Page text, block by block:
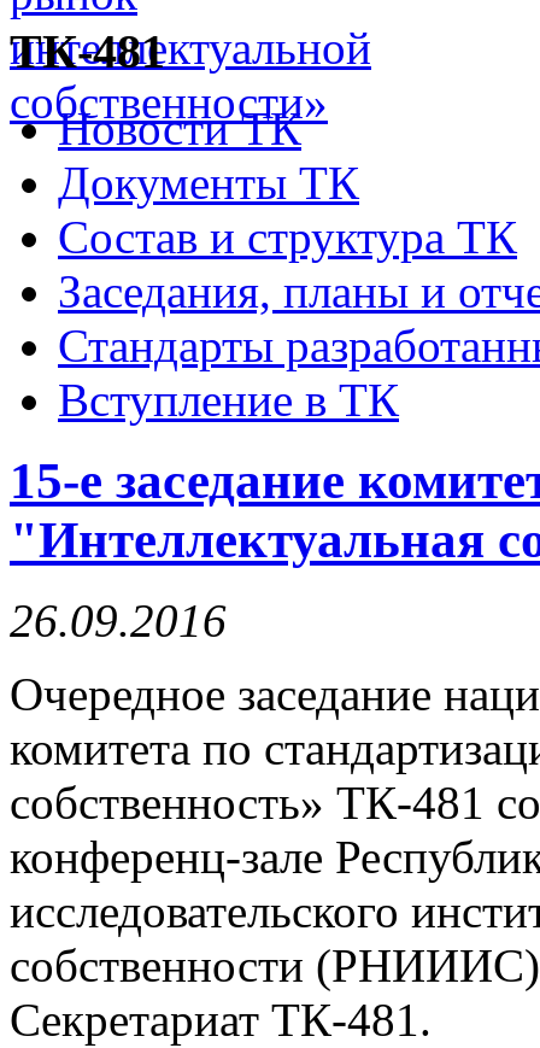
ТК-481
Новости ТК
Документы ТК
Состав и структура ТК
Заседания, планы и
Стандарты
Вступление в ТК
15-е заседание
"Интеллектуальная
26.09.2016
Очередное заседание
комитета по
собственность» ТК-481
конференц-зале
исследовательского
собственности
Секретариат ТК-481.